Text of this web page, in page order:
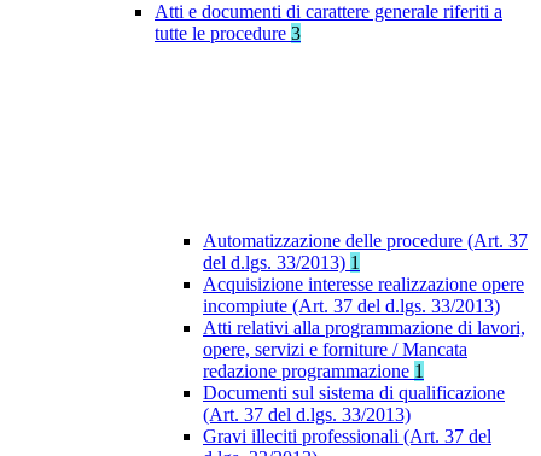
Atti e documenti di carattere generale riferiti a
tutte le procedure 3
Automatizzazione delle procedure (Art. 37
del d.lgs. 33/2013) 1
Acquisizione interesse realizzazione opere
incompiute (Art. 37 del d.lgs. 33/2013)
Atti relativi alla programmazione di lavori,
opere, servizi e forniture / Mancata
redazione programmazione 1
Documenti sul sistema di qualificazione
(Art. 37 del d.lgs. 33/2013)
Gravi illeciti professionali (Art. 37 del